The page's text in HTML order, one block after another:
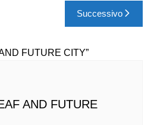
Successivo
AND FUTURE